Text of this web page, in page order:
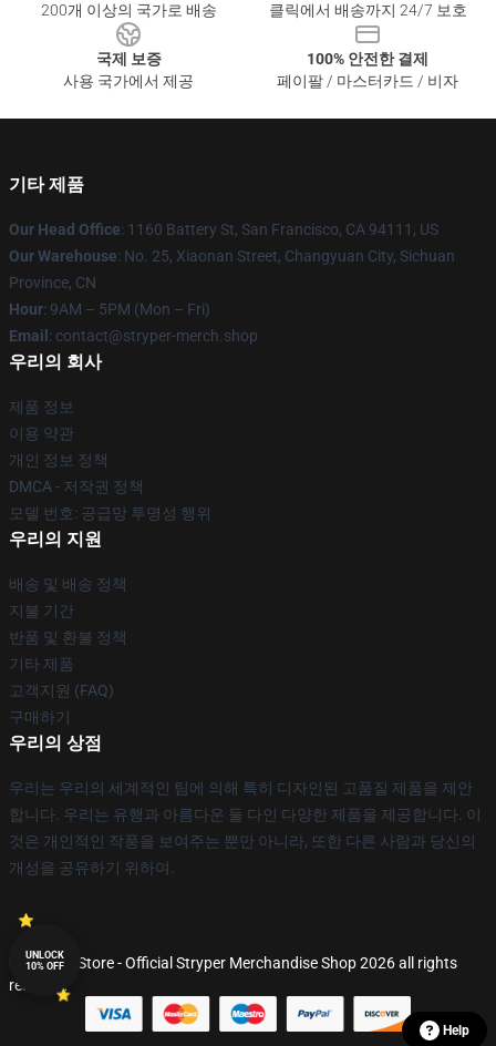
200개 이상의 국가로 배송
클릭에서 배송까지 24/7 보호
국제 보증
사용 국가에서 제공
100% 안전한 결제
페이팔 / 마스터카드 / 비자
기타 제품
Our Head Office: 1160 Battery St, San Francisco, CA 94111, US
Our Warehouse: No. 25, Xiaonan Street, Changyuan City, Sichuan
Province, CN
Hour: 9AM – 5PM (Mon – Fri)
Email : contact@stryper-merch.shop
우리의 회사
제품 정보
이용 약관
개인 정보 정책
DMCA - 저작권 정책
모델 번호: 공급망 투명성 행위
우리의 지원
배송 및 배송 정책
지불 기간
반품 및 환불 정책
기타 제품
고객지원 (FAQ)
구매하기
우리의 상점
우리는 우리의 세계적인 팀에 의해 특히 디자인된 고품질 제품을 제안
합니다. 우리는 유행과 아름다운 둘 다인 다양한 제품을 제공합니다. 이
것은 개인적인 작풍을 보여주는 뿐만 아니라, 또한 다른 사람과 당신의
개성을 공유하기 위하여.
© Stryper Store - Official Stryper Merchandise Shop 2026 all rights
reserved
Help
UNLOCK
10% OFF